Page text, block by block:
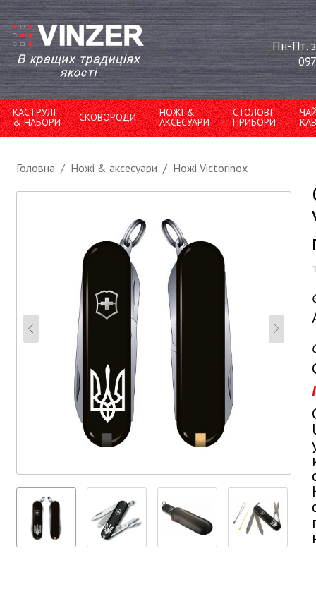
Пн.-Пт.
КАСТРУЛІ
& НАБОРИ СКОВОРОДИ НОЖІ &
АКСЕСУАРИ
СТОЛОВІ
ПРИБОРИ
Головна / Ножі & аксесуари / Ножі Victorinox